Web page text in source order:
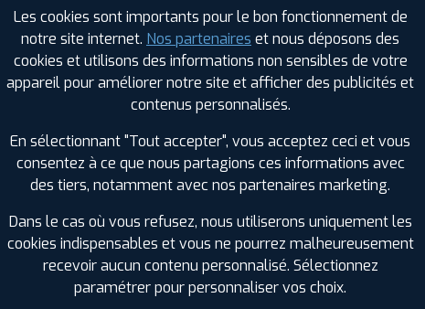
Largeur :255
Hauteur :70
Diamètre :15
Charge :108
Bruit de roulement externe : 71
Résistance au roulement :
Adhérence sur sol mouillé : D
Code EAN :
Les cookies sont importants pour le bon fonctionnement de
notre site internet. Nos partenaires et nous déposons des
cookies et utilisons des informations non sensibles de votre
appareil pour améliorer notre site et afficher des publicités et
contenus personnalisés.
En sélectionnant "Tout accepter", vous acceptez ceci et vous
consentez à ce que nous partagions ces informations avec
des tiers, notamment avec nos partenaires marketing.
Dans le cas où vous refusez, nous utiliserons uniquement les
cookies indispensables et vous ne pourrez malheureusement
recevoir aucun contenu personnalisé. Sélectionnez
paramétrer pour personnaliser vos choix.